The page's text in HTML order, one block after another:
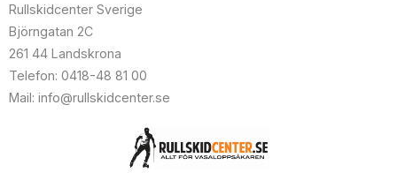
Rullskidcenter Sverige
Björngatan 2C
261 44 Landskrona
Telefon: 0418-48 81 00
Mail: info@rullskidcenter.se